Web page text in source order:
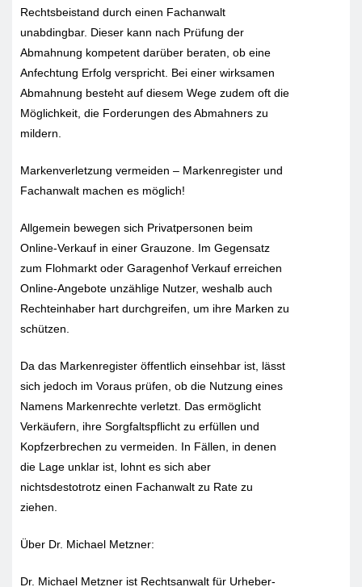
Rechtsbeistand durch einen Fachanwalt
unabdingbar. Dieser kann nach Prüfung der
Abmahnung kompetent darüber beraten, ob eine
Anfechtung Erfolg verspricht. Bei einer wirksamen
Abmahnung besteht auf diesem Wege zudem oft die
Möglichkeit, die Forderungen des Abmahners zu
mildern.
Markenverletzung vermeiden – Markenregister und
Fachanwalt machen es möglich!
Allgemein bewegen sich Privatpersonen beim
Online-Verkauf in einer Grauzone. Im Gegensatz
zum Flohmarkt oder Garagenhof Verkauf erreichen
Online-Angebote unzählige Nutzer, weshalb auch
Rechteinhaber hart durchgreifen, um ihre Marken zu
schützen.
Da das Markenregister öffentlich einsehbar ist, lässt
sich jedoch im Voraus prüfen, ob die Nutzung eines
Namens Markenrechte verletzt. Das ermöglicht
Verkäufern, ihre Sorgfaltspflicht zu erfüllen und
Kopfzerbrechen zu vermeiden. In Fällen, in denen
die Lage unklar ist, lohnt es sich aber
nichtsdestotrotz einen Fachanwalt zu Rate zu
ziehen.
Über Dr. Michael Metzner:
Dr. Michael Metzner ist Rechtsanwalt für Urheber-